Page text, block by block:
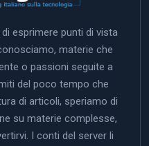
esprimere punti di vista
materie che
o passioni seguite a
del poco tempo che
di articoli, speriamo di
su materie complesse,
I conti del server li